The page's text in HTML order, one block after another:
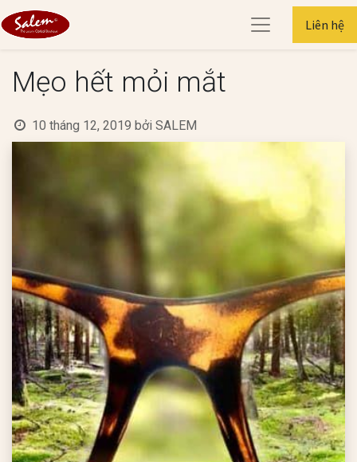
Liên hệ
Mẹo hết mỏi mắt
10 tháng 12, 2019 bởi SALEM